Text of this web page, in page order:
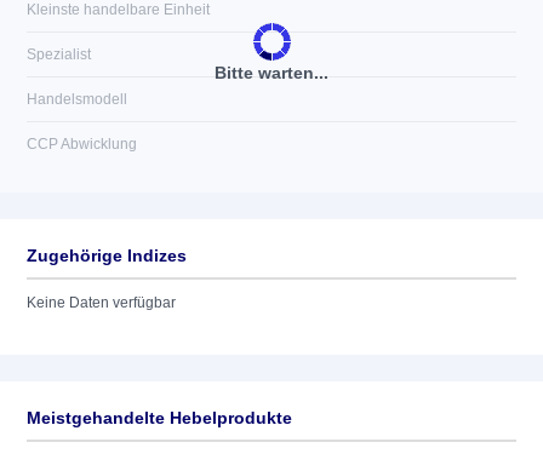
Bitte warten...
Kleinste handelbare Einheit
Spezialist
Handelsmodell
CCP Abwicklung
Zugehörige Indizes
Keine Daten verfügbar
Meistgehandelte Hebelprodukte